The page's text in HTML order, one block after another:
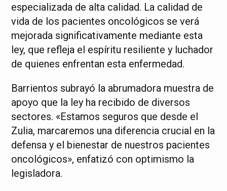
especializada de alta calidad. La calidad de
vida de los pacientes oncológicos se verá
mejorada significativamente mediante esta
ley, que refleja el espíritu resiliente y luchador
de quienes enfrentan esta enfermedad.
Barrientos subrayó la abrumadora muestra de
apoyo que la ley ha recibido de diversos
sectores. «Estamos seguros que desde el
Zulia, marcaremos una diferencia crucial en la
defensa y el bienestar de nuestros pacientes
oncológicos», enfatizó con optimismo la
legisladora.